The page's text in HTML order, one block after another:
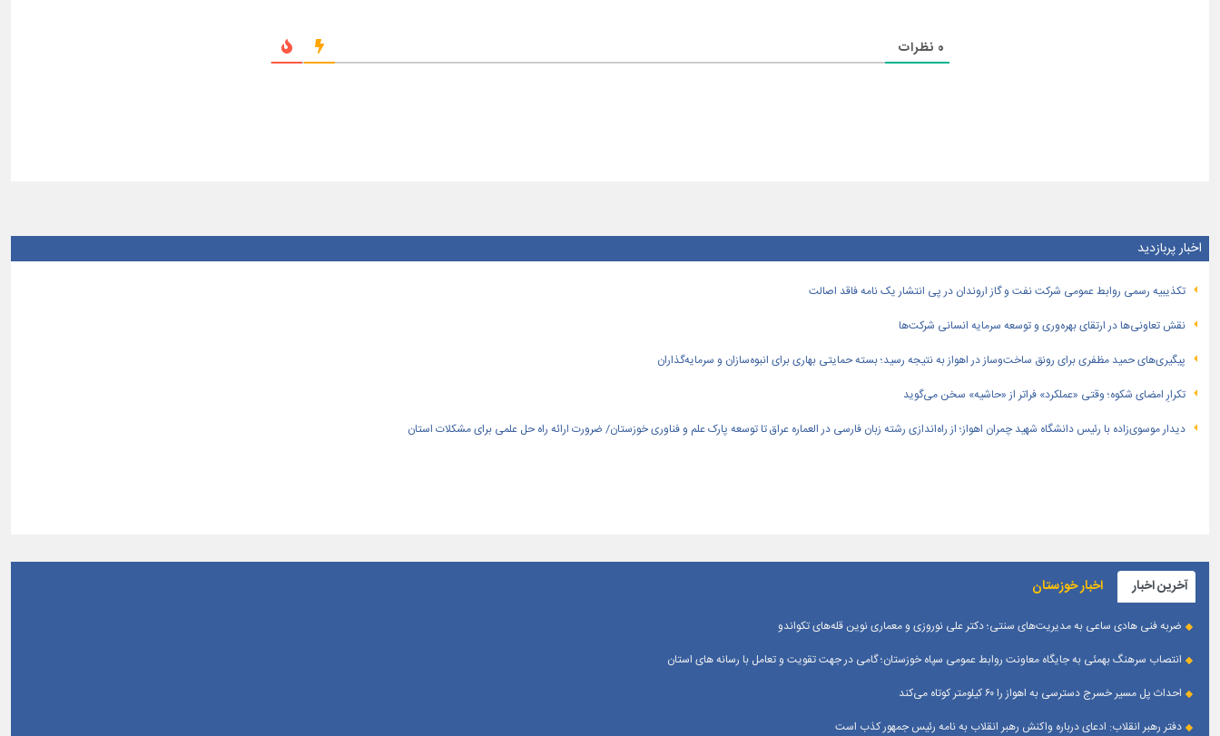
0 نظرات
اخبار پربازدید
تكذیبیه رسمی روابط عمومی شركت نفت و گاز اروندان در پی انتشار یک نامه فاقد اصالت
نقش تعاونی‌ها در ارتقای بهره‌وری و توسعه سرمایه انسانی شرکت‌ها
پیگیری‌های حمید مظفری برای رونق ساخت‌وساز در اهواز به نتیجه رسید؛ بسته حمایتی بهاری برای انبوه‌سازان و سرمایه‌گذاران
تکرارِ امضای شکوه؛ وقتی «عملکرد» فراتر از «حاشیه» سخن می‌گوید
دیدار موسوی‌زاده با رئیس دانشگاه شهید چمران اهواز؛ از راه‌اندازی رشته زبان فارسی در العماره عراق تا توسعه پارک علم و فناوری خوزستان/ ضرورت ارائه راه حل علمی برای مشکلات استان
آخرین اخبار اخبار خوزستان
ضربه فنی هادی ساعی به مدیریت‌های سنتی؛ دکتر علی نوروزی و معماری نوین قله‌های تکواندو
انتصاب سرهنگ بهمئی به جایگاه معاونت روابط عمومی سپاه خوزستان؛ گامی در جهت تقویت و تعامل با رسانه‌ های استان
احداث پل مسیر خسرج دسترسی به اهواز را ۶۰ کیلومتر کوتاه می‌کند
دفتر رهبر انقلاب: ادعای درباره واکنش رهبر انقلاب به نامه رئیس جمهور کذب است